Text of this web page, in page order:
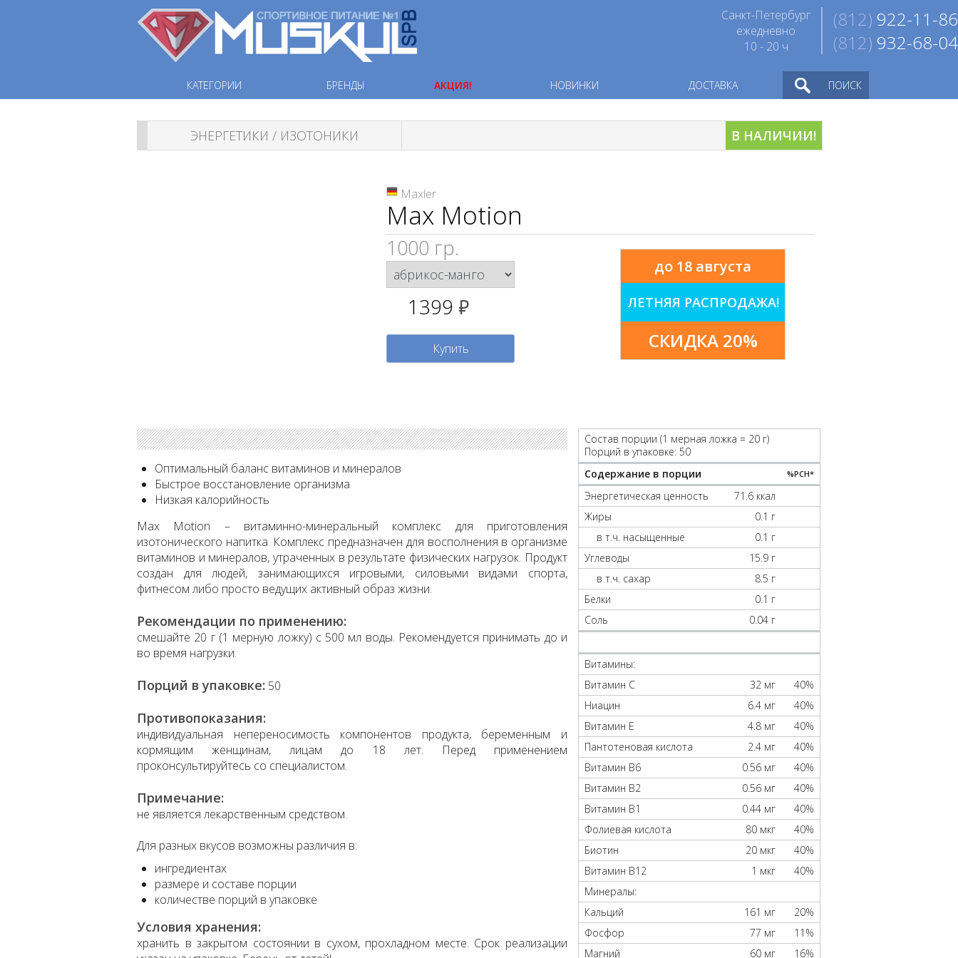
(812) 922-11-86
(812) 932-68-04
Санкт-Петербург
ежедневно
10 - 20 ч
КАТЕГОРИИ БРЕНДЫ АКЦИЯ! НОВИНКИ ДОСТАВКА ПОИСК
ЭНЕРГЕТИКИ / ИЗОТОНИКИ В НАЛИЧИИ!
Maxler
Max Motion
1000 гр.
1399 руб.
Купить
до 18 августа
ЛЕТНЯЯ РАСПРОДАЖА!
СКИДКА 20%
Оптимальный баланс витаминов и минералов
Быстрое восстановление организма
Низкая калорийность
Max Motion – витаминно-минеральный комплекс для приготовления
изотонического напитка. Комплекс предназначен для восполнения в организме
витаминов и минералов, утраченных в результате физических нагрузок. Продукт
создан для людей, занимающихся игровыми, силовыми видами спорта,
фитнесом либо просто ведущих активный образ жизни.
Рекомендации по применению:
смешайте 20 г (1 мерную ложку) с 500 мл воды. Рекомендуется принимать до и
во время нагрузки.
Порций в упаковке: 50
Противопоказания:
индивидуальная непереносимость компонентов продукта, беременным и
кормящим женщинам, лицам до 18 лет. Перед применением
проконсультируйтесь со специалистом.
Примечание:
не является лекарственным средством.
Для разных вкусов возможны различия в:
ингредиентах
размере и составе порции
количестве порций в упаковке
Условия хранения:
хранить в закрытом состоянии в сухом, прохладном месте. Срок реализации
Состав порции (1 мерная ложка = 20 г)
Порций в упаковке: 50
Содержание в порции
%РСН*
Энергетическая ценность
71.6 ккал
Жиры
0.1 г
в т.ч. насыщенные
0.1 г
Углеводы
15.9 г
в т.ч. сахар
8.5 г
Белки
0.1 г
Соль
0.04 г
Витамины:
Витамин С
32 мг
40%
Ниацин
6.4 мг
40%
Витамин Е
4.8 мг
40%
Пантотеновая кислота
2.4 мг
40%
Витамин B6
0.56 мг
40%
Витамин B2
0.56 мг
40%
Витамин B1
0.44 мг
40%
Фолиевая кислота
80 мкг
40%
Биотин
20 мкг
40%
Витамин B12
1 мкг
40%
Минералы:
Кальций
161 мг
20%
Фосфор
77 мг
11%
Магний
60 мг
16%